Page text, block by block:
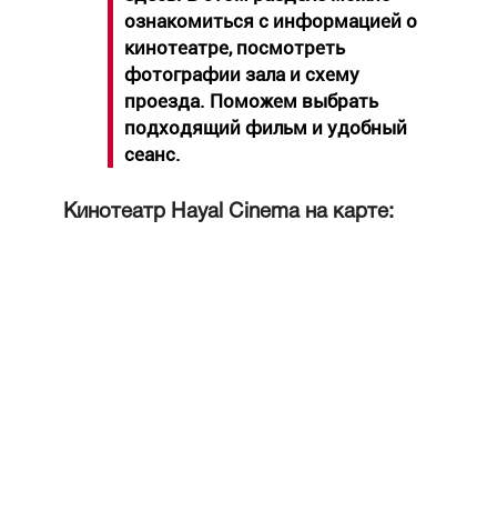
ознакомиться с информацией о
кинотеатре, посмотреть
фотографии зала и схему
проезда. Поможем выбрать
подходящий фильм и удобный
сеанс.
Кинотеатр Hayal Cinema на карте: